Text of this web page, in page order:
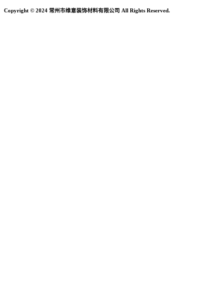
Copyright © 2024 常州市维意装饰材料有限公司 All Rights Reserved.